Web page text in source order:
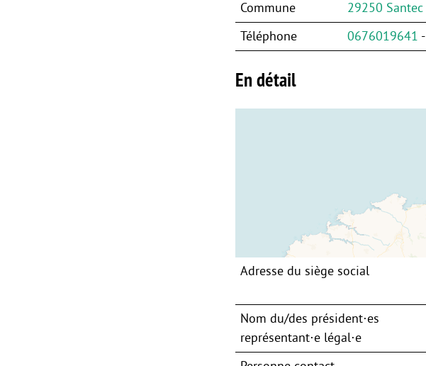
Commune
29250 Santec
Téléphone
0676019641 -
En détail
Adresse du siège social
Nom du/des président⋅es
représentant⋅e légal⋅e